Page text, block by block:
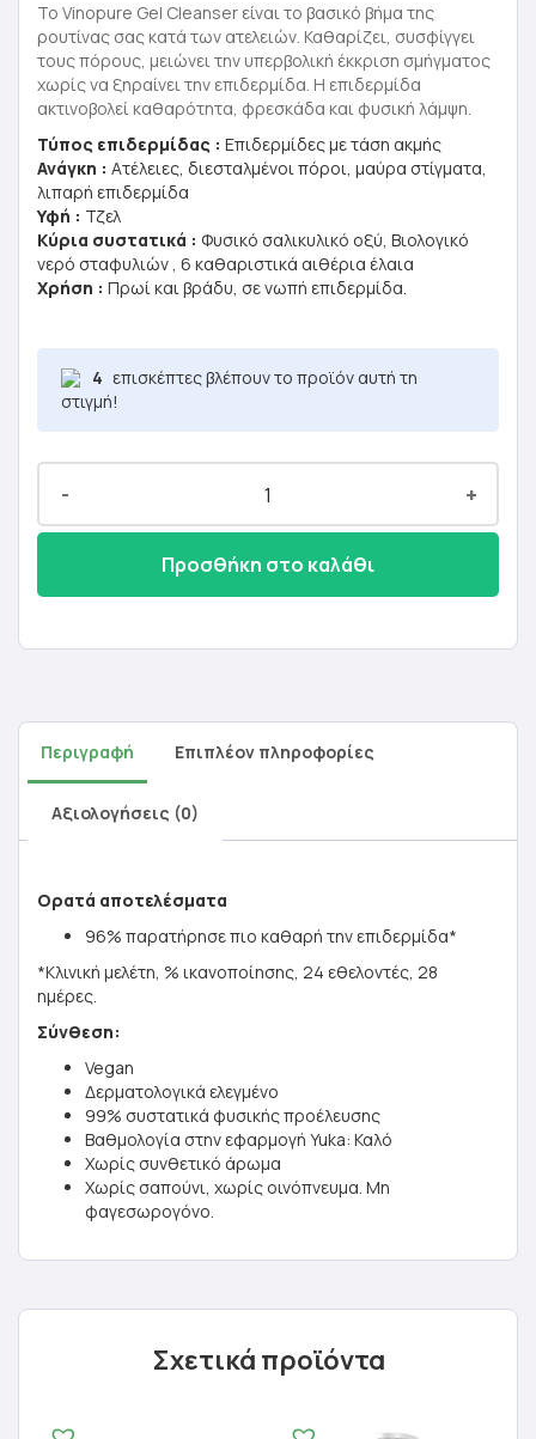
To Vinopure Gel Cleanser είναι το βασικό βήμα της
ρουτίνας σας κατά των ατελειών. Καθαρίζει, συσφίγγει
τους πόρους, μειώνει την υπερβολική έκκριση σμήγματος
χωρίς να ξηραίνει την επιδερμίδα. Η επιδερμίδα
ακτινοβολεί καθαρότητα, φρεσκάδα και φυσική λάμψη.
Τύπος επιδερμίδας : Επιδερμίδες με τάση ακμής
Ανάγκη : Ατέλειες, διεσταλμένοι πόροι, μαύρα στίγματα,
λιπαρή επιδερμίδα
Υφή : Τζελ
Κύρια συστατικά : Φυσικό σαλικυλικό οξύ, Βιολογικό
νερό σταφυλιών , 6 καθαριστικά αιθέρια έλαια
Χρήση : Πρωί και βράδυ, σε νωπή επιδερμίδα.
4 επισκέπτες βλέπουν το προϊόν αυτή τη
στιγμή!
- +
Προσθήκη στο καλάθι
Περιγραφή Επιπλέον πληροφορίες
Αξιολογήσεις (0)
Ορατά αποτελέσματα
96% παρατήρησε πιο καθαρή την επιδερμίδα*
*Κλινική μελέτη, % ικανοποίησης, 24 εθελοντές, 28
ημέρες.
Σύνθεση:
Vegan
Δερματολογικά ελεγμένο
99% συστατικά φυσικής προέλευσης
Βαθμολογία στην εφαρμογή Yuka: Καλό
Χωρίς συνθετικό άρωμα
Χωρίς σαπούνι, χωρίς οινόπνευμα. Μη
φαγεσωρογόνο.
Σχετικά προϊόντα